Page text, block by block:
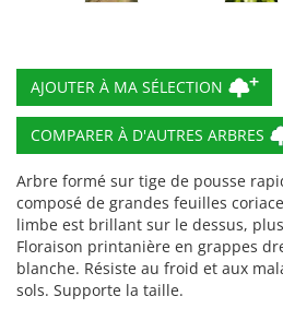
COMPARER À D'AUTRES ARBRES
Arbre formé sur tige de pousse
composé de grandes feuilles
limbe est brillant sur le dessus,
Floraison printanière en grappes
blanche. Résiste au froid et aux
sols. Supporte la taille.